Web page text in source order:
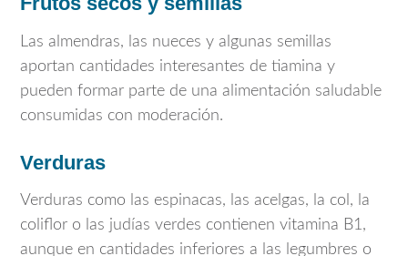
Las almendras, las nueces y algunas semillas
aportan cantidades interesantes de tiamina y
pueden formar parte de una alimentación saludable
consumidas con moderación.
Verduras
Verduras como las espinacas, las acelgas, la col, la
coliflor o las judías verdes contienen vitamina B1,
aunque en cantidades inferiores a las legumbres o